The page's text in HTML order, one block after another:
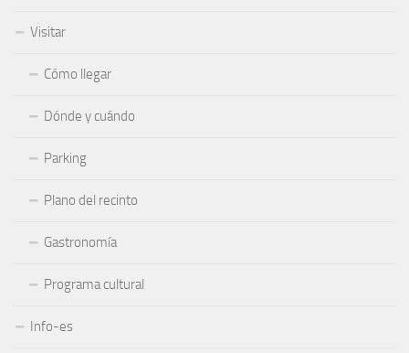
Visitar
Cómo llegar
Dónde y cuándo
Parking
Plano del recinto
Gastronomía
Programa cultural
Info-es